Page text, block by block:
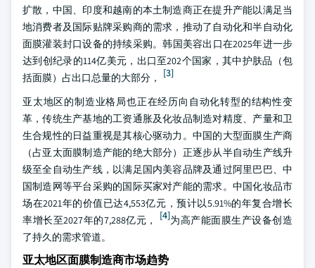
扩散，中国、印度和越南的本土制造商正在提升产能以满足当
地消费者及国际贴牌采购商的需求，推动了自动化和半自动化
面膜灌装封口设备的持续采购。韩国美容出口在2025年进一步
达到创纪录的114亿美元，出口至202个国家，其中护肤品（包
括面膜）占出口总量的大部分，
[3]
亚太地区的制造业格局也正在经历向自动化转型的结构性变
革，传统生产基地的工资通胀及化妆品制造对精度、产量和卫
生合规性的日益重视是其核心驱动力。中国的大型面膜生产商
（占亚太面膜制造产能的绝大部分）正逐步从半自动生产线升
级至全自动生产线，以满足国内美容品牌及通过阿里巴巴、中
国制造网等平台采购的国际买家对产能的需求。中国化妆品市
场在2021年的价值已达4,553亿元，预计以5.91%的年复合增长
率增长至2027年的7,288亿元，
[4]为高产能面膜生产设备创造
了持久的需求管道。
亚太地区面膜制造商市场趋势